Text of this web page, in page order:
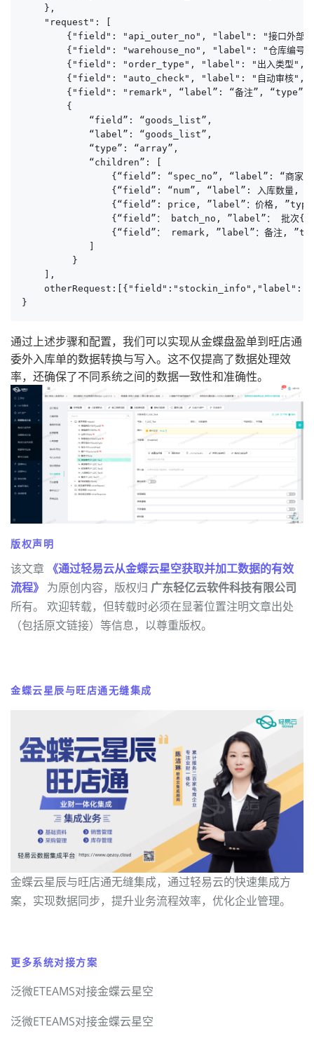
    },
    "request": [
{"field": "api_outer_no", "label": "接口外
{"field": "warehouse_no", "label": "仓库编
{"field": "order_type", "label": "出入类型",
{"field": "auto_check", "label": "自动审核",
{"field": "remark", “label”: “备注”,
        {
            “field”: “goods_list”,
            “label”: “goods_list”,
            “type”: “array”,
            “children”: [
{“field”: “spec_no”, “label”: “商家
{“field”: “num”, “label”: 入库数量,
{“field”: price, ”label”：价格,
{“field”： batch_no, ”label”： 批次
{“field”： remark, ”label”：备注,
            ]
         }
    ],
}
通过上述步骤和配置，我们可以实现从金蝶盘盈单到旺店通
委外入库单的数据转换与写入。这不仅提高了数据处理效
率，还确保了不同系统之间的数据一致性和准确性。
版权声明
该文章 《通过轻易云从金蝶云星空获取并加工数据的有效
流程》 为原创内容，版权归 广东轻亿云软件科技有限公司
所有。 欢迎转载，但转载时必须在显著位置注明文章出处
（包括原文链接）等信息，以尊重版权。
金蝶云星辰与旺店通无缝集成
金蝶云星辰与旺店通无缝集成，通过轻易云的快速集成方
案，实现数据同步，提升业务流程效率，优化企业管理。
更多系统对接方案
泛微ETEAMS对接金蝶云星空
泛微ETEAMS对接金蝶云星空